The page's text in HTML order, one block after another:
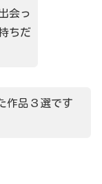
会っ
ちだ
作品３選です